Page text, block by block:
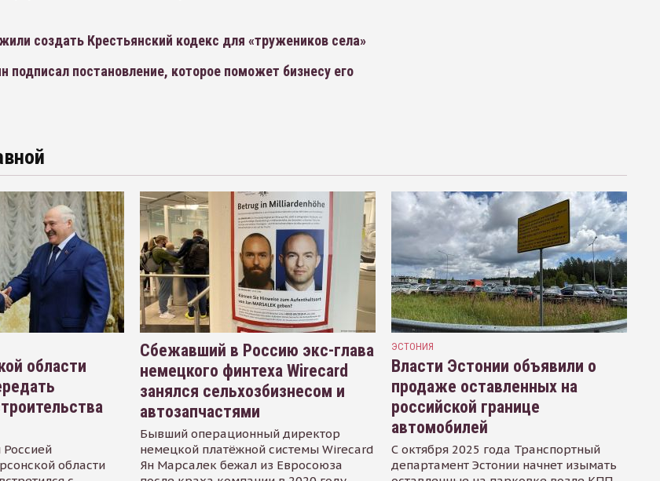
создать Крестьянский кодекс для «тружеников села»
постановление, которое поможет бизнесу его
области
Россией
области
Сбежавший в Россию экс-глава
немецкого финтеха Wirecard
занялся сельхозбизнесом и
автозапчастями
Бывший операционный директор
немецкой платёжной системы Wirecard
Ян Марсалек бежал из Евросоюза
ЭСТОНИЯ
Власти Эстонии объявили о
продаже оставленных на
российской границе
автомобилей
С октября 2025 года Транспортный
департамент Эстонии начнет изымать